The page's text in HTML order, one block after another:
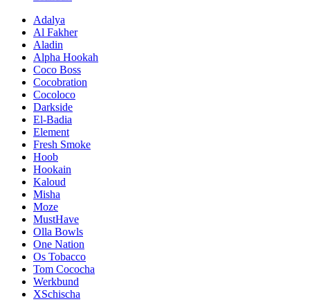
Adalya
Al Fakher
Aladin
Alpha Hookah
Coco Boss
Cocobration
Cocoloco
Darkside
El-Badia
Element
Fresh Smoke
Hoob
Hookain
Kaloud
Misha
Moze
MustHave
Olla Bowls
One Nation
Os Tobacco
Tom Cococha
Werkbund
XSchischa